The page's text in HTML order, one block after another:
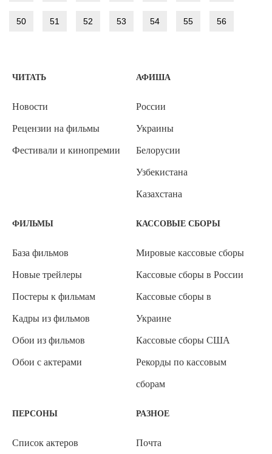
50 51 52 53 54 55 56
ЧИТАТЬ
Новости
Рецензии на фильмы
Фестивали и кинопремии
АФИША
России
Украины
Белорусии
Узбекистана
Казахстана
ФИЛЬМЫ
База фильмов
Новые трейлеры
Постеры к фильмам
Кадры из фильмов
Обои из фильмов
Обои с актерами
КАССОВЫЕ СБОРЫ
Мировые кассовые сборы
Кассовые сборы в России
Кассовые сборы в
Украине
Кассовые сборы США
Рекорды по кассовым
сборам
ПЕРСОНЫ
Список актеров
РАЗНОЕ
Почта